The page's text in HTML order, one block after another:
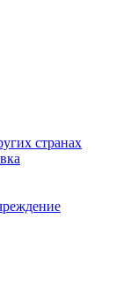
странах